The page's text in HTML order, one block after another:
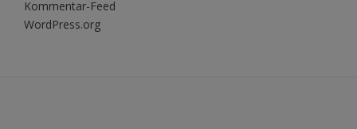
Kommentar-Feed
WordPress.org